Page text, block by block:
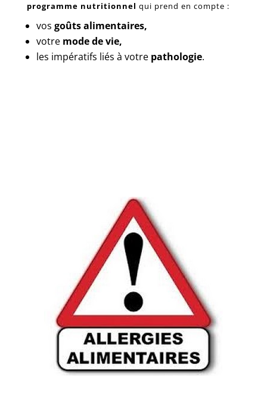
programme nutritionnel qui prend en compte :
vos goûts alimentaires,
votre mode de vie,
les impératifs liés à votre pathologie.